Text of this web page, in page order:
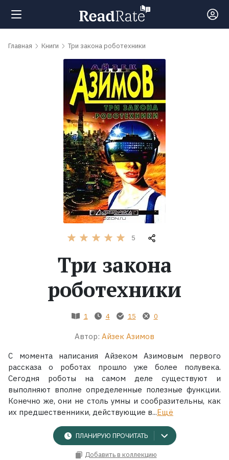
Поиск
обсуждаемые
Главная Книги Три закона роботехники
5
Три закона
роботехники
1 4 15 0
Автор: Айзек Азимов
С момента написания Айзеком Азимовым первого
рассказа о роботах прошло уже более полувека.
Сегодня роботы на самом деле существуют и
выполняют вполне определенные полезные функции.
Конечно же, они не столь умны и сообразительны, как
их предшественники, действующие в...Ещё
ПЛАНИРУЮ ПРОЧИТАТЬ
Добавить в коллекцию